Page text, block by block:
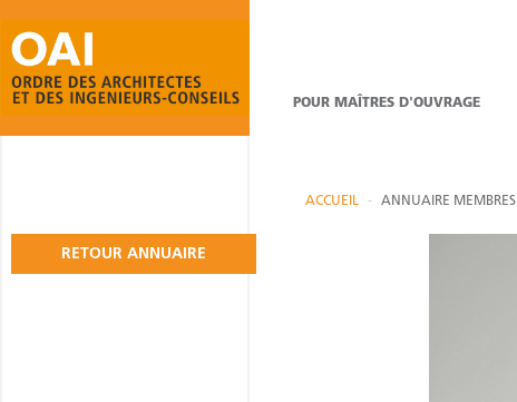
POUR MAÎTRES D'OUVRAGE
ACCUEIL ANNUAIRE MEMBRES
RETOUR ANNUAIRE